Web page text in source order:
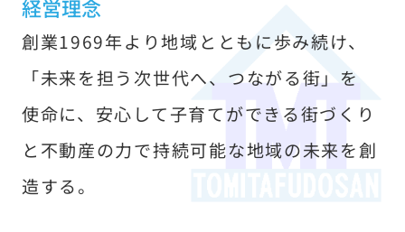
経営理念
創業1969年より地域とともに歩み続け、
「未来を担う次世代へ、つながる街」を
使命に、安心して子育てができる街づくり
と不動産の力で持続可能な地域の未来を創
造する。